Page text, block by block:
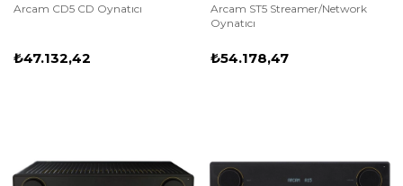
Arcam CD5 CD Oynatıcı
₺47.132,42
Arcam ST5 Streamer/Network
Oynatıcı
₺54.178,47